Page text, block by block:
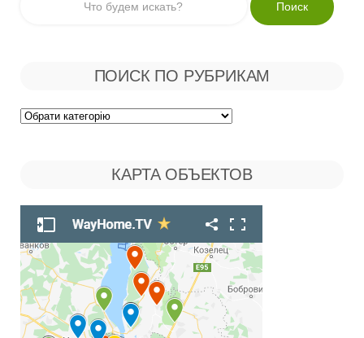
ПОИСК ПО РУБРИКАМ
Поиск
КАРТА ОБЪЕКТОВ